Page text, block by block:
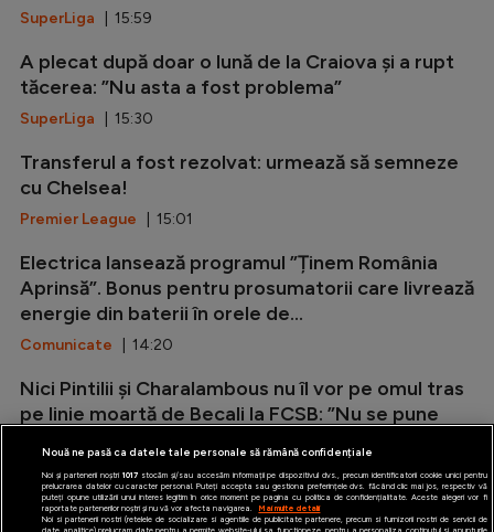
SuperLiga | 15:59
A plecat după doar o lună de la Craiova și a rupt
tăcerea: ”Nu asta a fost problema”
SuperLiga | 15:30
Transferul a fost rezolvat: urmează să semneze
cu Chelsea!
Premier League | 15:01
Electrica lansează programul ”Ținem România
Aprinsă”. Bonus pentru prosumatorii care livrează
energie din baterii în orele de...
Comunicate | 14:20
Nici Pintilii și Charalambous nu îl vor pe omul tras
pe linie moartă de Becali la FCSB: ”Nu se pune
SuperLiga| 14:12
Nouă ne pasă ca datele tale personale să rămână confidențiale
Noi și partenerii noștri 1017stocăm și/sau accesăm informații pe dispozitivul dvs., precum identificatorii cookie unici pentru
prelucrarea datelor cu caracter personal. Puteți accepta sau gestiona preferințele dvs. făcând clic mai jos, respectiv vă
puteți opune utilizării unui interes legitim în orice moment pe pagina cu politica de confidențialitate. Aceste alegeri vor fi
raportate partenerilor noștri și nu vă vor afecta navigarea.
Mai multe detalii
Noi si partenerii nostri (retelele de socializare si agentiile de publicitate partenere, precum si furnizorii nostri de servicii de
date analitice) prelucram date pentru a permite website-ului sa functioneze, pentru a personaliza continutul si anunturile